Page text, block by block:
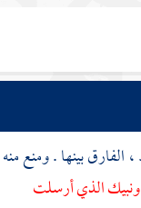
الفارق بينها . ومنع منه
الذي أرسلت